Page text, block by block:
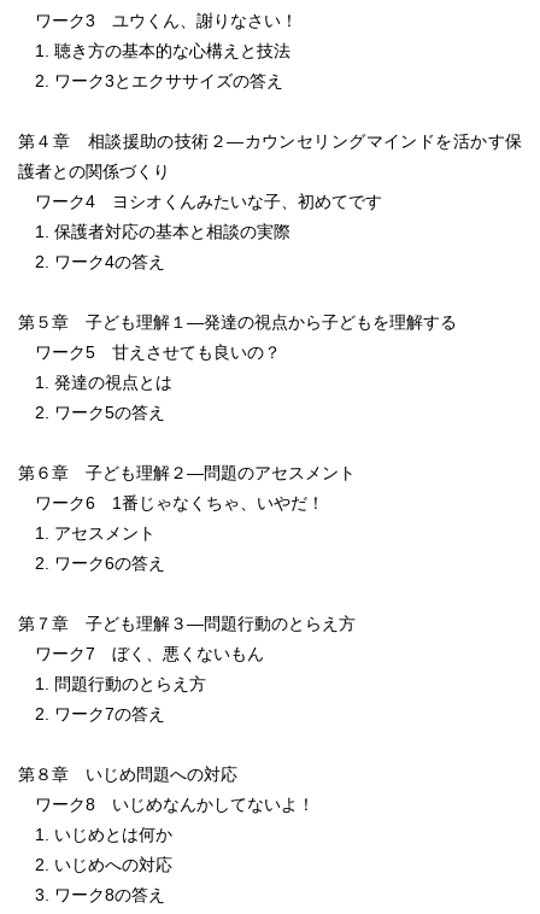
ワーク3 ユウくん、謝りなさい！
1. 聴き方の基本的な心構えと技法
2. ワーク3とエクササイズの答え
第４章 相談援助の技術２―カウンセリングマインドを活かす保
護者との関係づくり
ワーク4 ヨシオくんみたいな子、初めてです
1. 保護者対応の基本と相談の実際
2. ワーク4の答え
第５章 子ども理解１―発達の視点から子どもを理解する
ワーク5 甘えさせても良いの？
1. 発達の視点とは
2. ワーク5の答え
第６章 子ども理解２―問題のアセスメント
ワーク6 1番じゃなくちゃ、いやだ！
1. アセスメント
2. ワーク6の答え
第７章 子ども理解３―問題行動のとらえ方
ワーク7 ぼく、悪くないもん
1. 問題行動のとらえ方
2. ワーク7の答え
第８章 いじめ問題への対応
ワーク8 いじめなんかしてないよ！
1. いじめとは何か
2. いじめへの対応
3. ワーク8の答え